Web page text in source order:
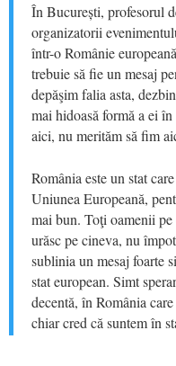
În București, profesorul
organizatorii
într-o Românie
trebuie să fie un mesaj
depăşim falia asta,
mai hidoasă formă a ei
aici, nu merităm să fim
România este un stat
Uniunea Europeană,
mai bun. Toţi oamenii
urăsc pe cineva, nu
sublinia un mesaj foarte
stat european. Simt
decentă, în România
chiar cred că suntem în